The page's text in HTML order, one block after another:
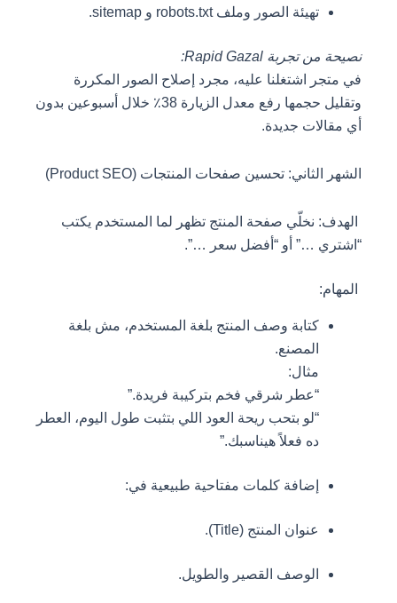
تهيئة الصور وملف robots.txt و sitemap.
نصيحة من تجربة Rapid Gazal:
في متجر اشتغلنا عليه، مجرد إصلاح الصور المكررة
وتقليل حجمها رفع معدل الزيارة 38٪ خلال أسبوعين بدون
أي مقالات جديدة.
الشهر الثاني: تحسين صفحات المنتجات (Product SEO)
الهدف: نخلّي صفحة المنتج تظهر لما المستخدم يكتب
“اشتري …” أو “أفضل سعر …”.
المهام:
كتابة وصف المنتج بلغة المستخدم، مش بلغة
المصنع.
مثال:
“عطر شرقي فخم بتركيبة فريدة.”
“لو بتحب ريحة العود اللي بتثبت طول اليوم، العطر
ده فعلاً هيناسبك.”
إضافة كلمات مفتاحية طبيعية في:
عنوان المنتج (Title).
الوصف القصير والطويل.